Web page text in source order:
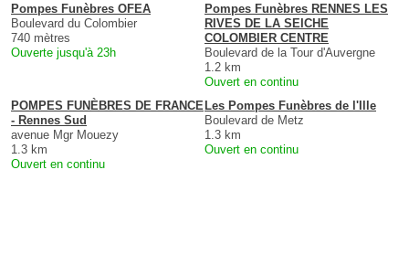
Pompes Funèbres OFEA
Boulevard du Colombier
740 mètres
Ouverte jusqu'à 23h
Pompes Funèbres RENNES LES
RIVES DE LA SEICHE
COLOMBIER CENTRE
Boulevard de la Tour d'Auvergne
1.2 km
Ouvert en continu
POMPES FUNÈBRES DE FRANCE
- Rennes Sud
avenue Mgr Mouezy
1.3 km
Ouvert en continu
Les Pompes Funèbres de l'Ille
Boulevard de Metz
1.3 km
Ouvert en continu